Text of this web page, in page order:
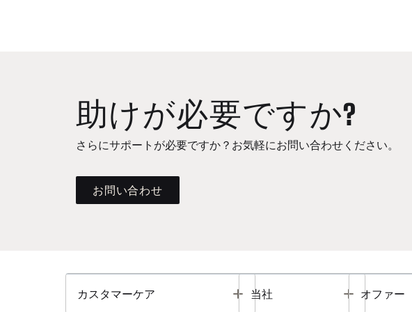
助けが必要ですか?
さらにサポートが必要ですか？お気軽にお問い合わせください。
お問い合わせ
カスタマーケア Toggle
当社 Toggle
オファー